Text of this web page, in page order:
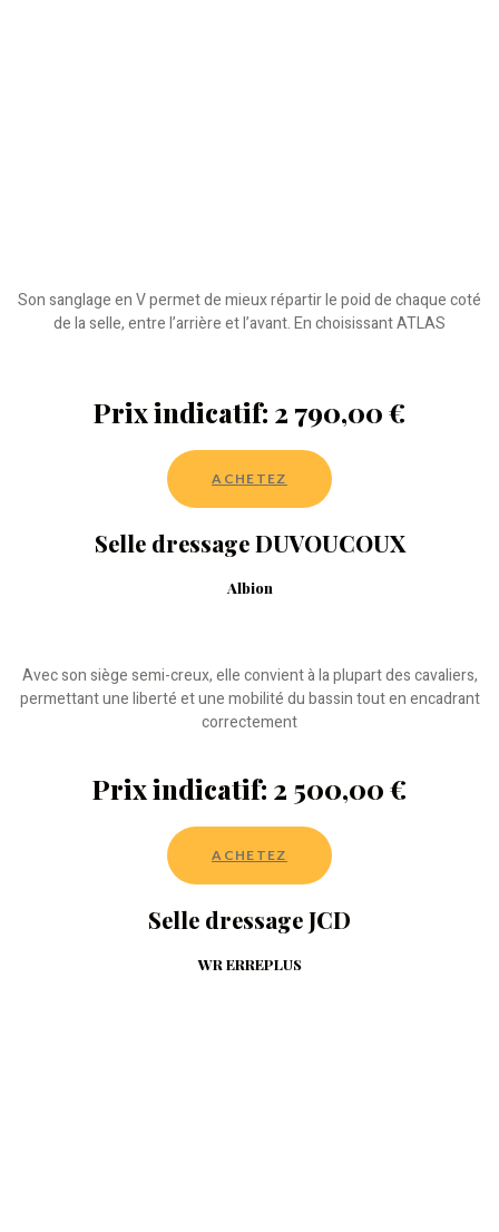
Son sanglage en V permet de mieux répartir le poid de chaque coté
de la selle, entre l’arrière et l’avant. En choisissant ATLAS
Prix indicatif: 2 790,00 €
ACHETEZ
Selle dressage DUVOUCOUX
Albion
Avec son siège semi-creux, elle convient à la plupart des cavaliers,
permettant une liberté et une mobilité du bassin tout en encadrant
correctement
Prix indicatif: 2 500,00 €
ACHETEZ
Selle dressage JCD
WR ERREPLUS